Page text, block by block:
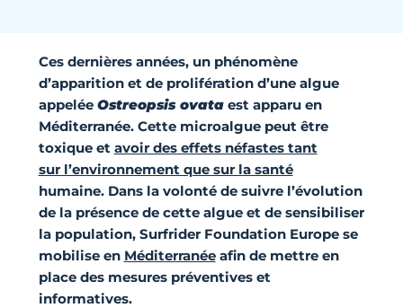
Ces dernières années, un phénomène
d’apparition et de prolifération d’une algue
appelée Ostreopsis ovata est apparu en
Méditerranée. Cette microalgue peut être
toxique et avoir des effets néfastes tant
sur l’environnement que sur la santé
humaine. Dans la volonté de suivre l’évolution
de la présence de cette algue et de sensibiliser
la population, Surfrider Foundation Europe se
mobilise en Méditerranéeafin de mettre en
place des mesures préventives et
informatives.